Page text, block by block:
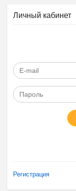
Личный кабинет
Регистрация